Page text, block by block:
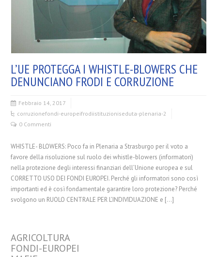
L’UE PROTEGGA I WHISTLE-BLOWERS CHE
DENUNCIANO FRODI E CORRUZIONE
Febbraio 14, 2017
corruzionefondi-europeifrodiistituzioniseduta-plenaria-2
0 Commenti
WHISTLE- BLOWERS: Poco fa in Plenaria a Strasburgo per il voto a
favore della risoluzione sul ruolo dei whistle-blowers (informatori)
nella protezione degli interessi finanziari dell’Unione europea e sul
CORRETTO USO DEI FONDI EUROPEI. Perché gli informatori sono così
importanti ed è così fondamentale garantire loro protezione? Perché
svolgono un RUOLO CENTRALE PER L’INDIVIDUAZIONE e […]
AGRICOLTURA
FONDI-EUROPEI